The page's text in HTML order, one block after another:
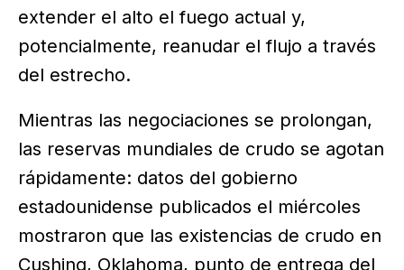
extender el alto el fuego actual y,
potencialmente, reanudar el flujo a través
del estrecho.
Mientras las negociaciones se prolongan,
las reservas mundiales de crudo se agotan
rápidamente: datos del gobierno
estadounidense publicados el miércoles
mostraron que las existencias de crudo en
Cushing, Oklahoma, punto de entrega del